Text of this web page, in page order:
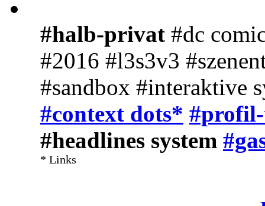
#halb-privat #dc
#2016 #l3s3v3
#sandbox #interaktive
#context dots*
#headlines system
* Links